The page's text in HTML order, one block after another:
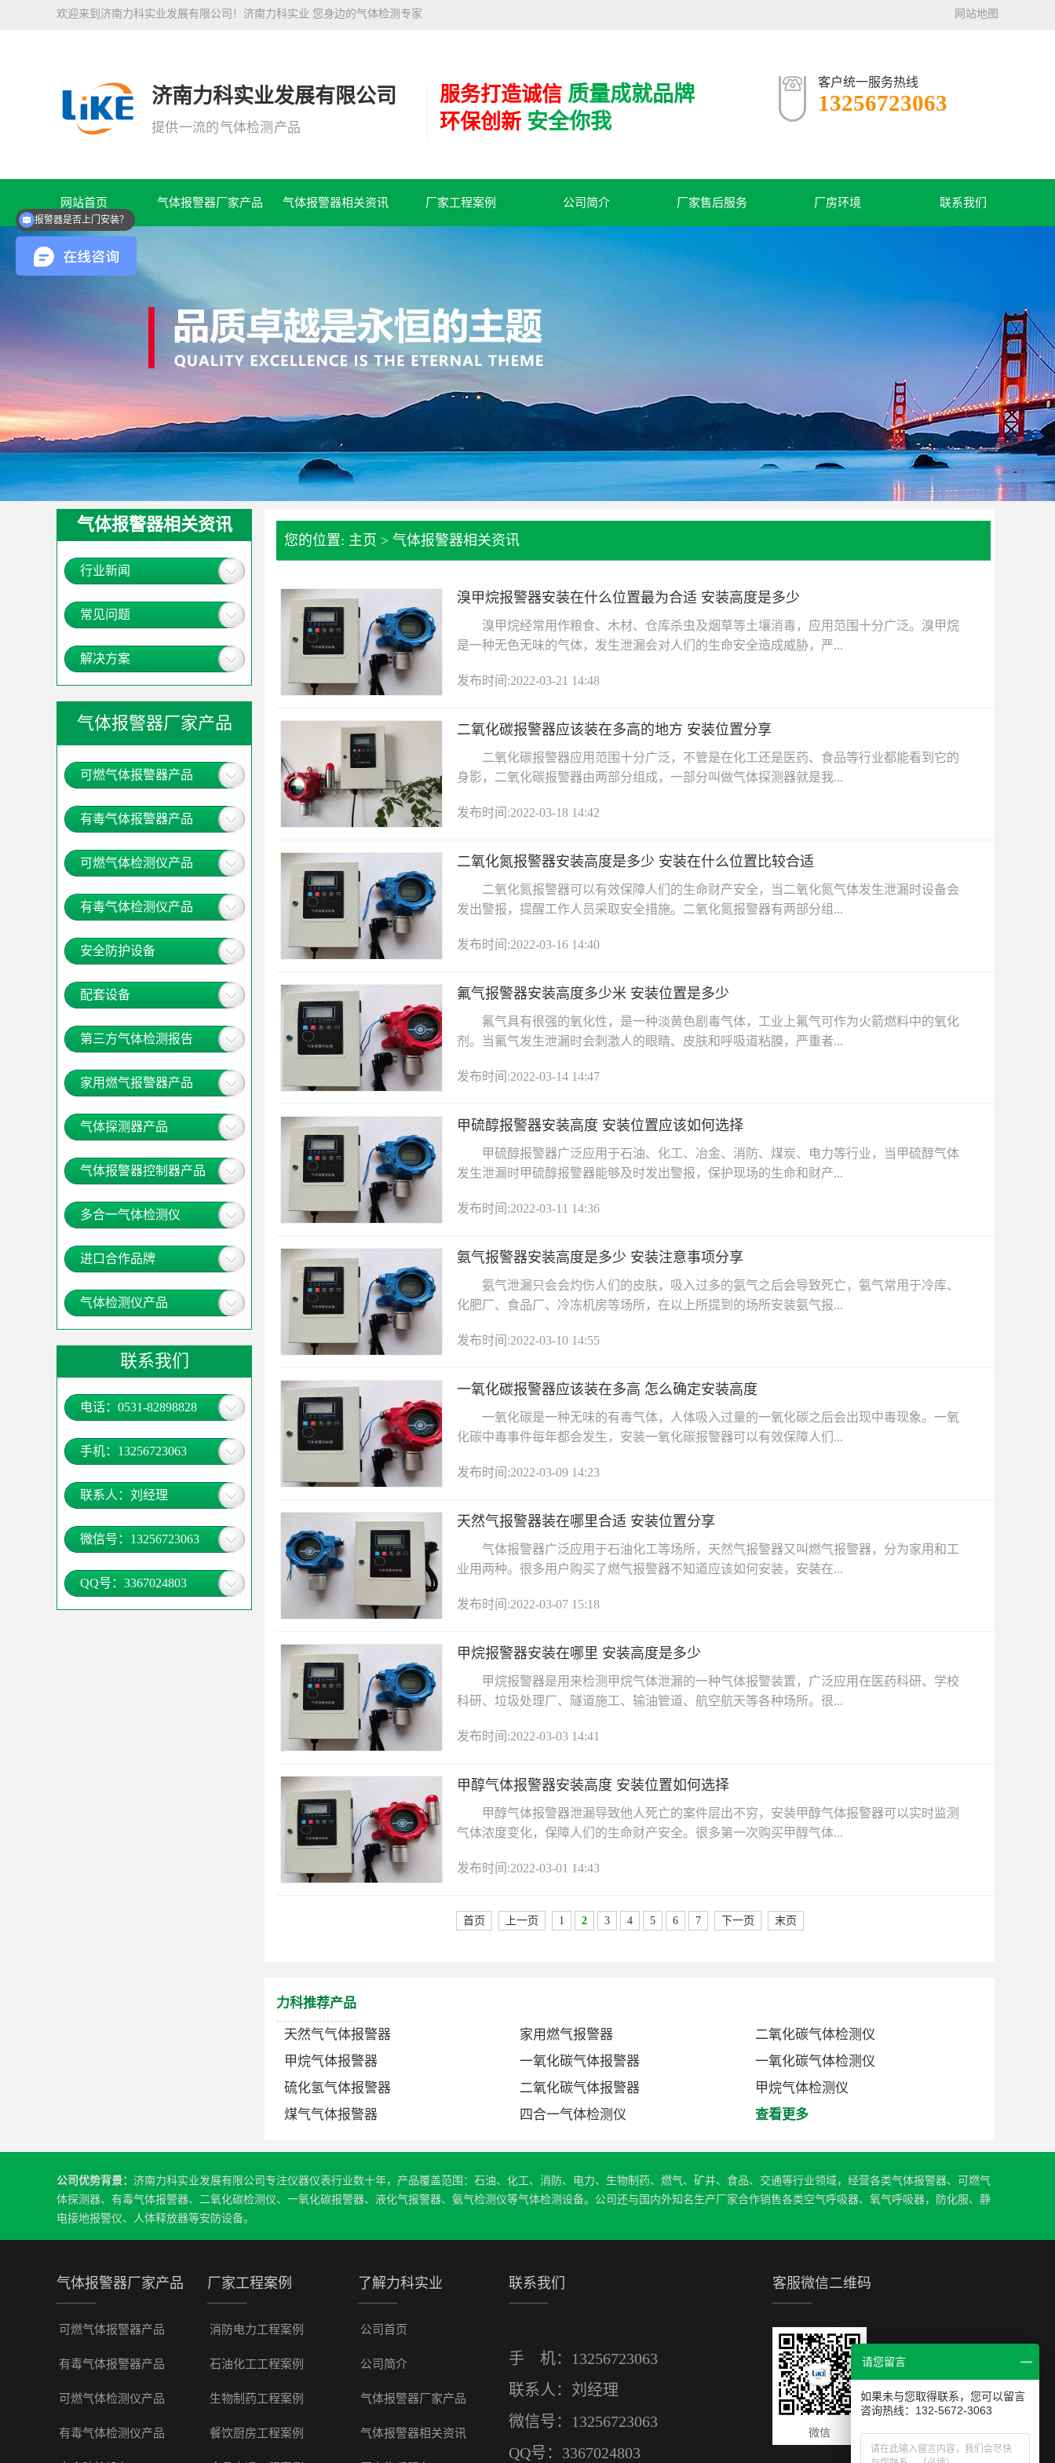
欢迎来到济南力科实业发展有限公司！济南力科实业 您身边的气体检测专家 网站地图
济南力科实业发展有限公司
提供一流的气体检测产品
服务打造诚信 质量成就品牌
环保创新 安全你我
客户统一服务热线
13256723063
网站首页 气体报警器厂家产品 气体报警器相关资讯 厂家工程案例 公司简介 厂家售后服务 厂房环境 联系我们
气体报警器相关资讯
行业新闻
常见问题
解决方案
气体报警器厂家产品
可燃气体报警器产品
有毒气体报警器产品
可燃气体检测仪产品
有毒气体检测仪产品
安全防护设备
配套设备
第三方气体检测报告
家用燃气报警器产品
气体探测器产品
气体报警器控制器产品
多合一气体检测仪
进口合作品牌
气体检测仪产品
联系我们
电话：0531-82898828
手机：13256723063
联系人：刘经理
微信号：13256723063
QQ号：3367024803
您的位置: 主页 > 气体报警器相关资讯
溴甲烷报警器安装在什么位置最为合适 安装高度是多少
溴甲烷经常用作粮食、木材、仓库杀虫及烟草等土壤消毒，应用范围十分广泛。溴甲烷
是一种无色无味的气体，发生泄漏会对人们的生命安全造成威胁，严...
发布时间:2022-03-21 14:48
二氧化碳报警器应该装在多高的地方 安装位置分享
二氧化碳报警器应用范围十分广泛，不管是在化工还是医药、食品等行业都能看到它的
身影，二氧化碳报警器由两部分组成，一部分叫做气体探测器就是我...
发布时间:2022-03-18 14:42
二氧化氮报警器安装高度是多少 安装在什么位置比较合适
二氧化氮报警器可以有效保障人们的生命财产安全，当二氧化氮气体发生泄漏时设备会
发出警报，提醒工作人员采取安全措施。二氧化氮报警器有两部分组...
发布时间:2022-03-16 14:40
氟气报警器安装高度多少米 安装位置是多少
氟气具有很强的氧化性，是一种淡黄色剧毒气体，工业上氟气可作为火箭燃料中的氧化
剂。当氟气发生泄漏时会刺激人的眼睛、皮肤和呼吸道粘膜，严重者...
发布时间:2022-03-14 14:47
甲硫醇报警器安装高度 安装位置应该如何选择
甲硫醇报警器广泛应用于石油、化工、冶金、消防、煤炭、电力等行业，当甲硫醇气体
发生泄漏时甲硫醇报警器能够及时发出警报，保护现场的生命和财产...
发布时间:2022-03-11 14:36
氨气报警器安装高度是多少 安装注意事项分享
氨气泄漏只会会灼伤人们的皮肤，吸入过多的氨气之后会导致死亡，氨气常用于冷库、
化肥厂、食品厂、冷冻机房等场所，在以上所提到的场所安装氨气报...
发布时间:2022-03-10 14:55
一氧化碳报警器应该装在多高 怎么确定安装高度
一氧化碳是一种无味的有毒气体，人体吸入过量的一氧化碳之后会出现中毒现象。一氧
化碳中毒事件每年都会发生，安装一氧化碳报警器可以有效保障人们...
发布时间:2022-03-09 14:23
天然气报警器装在哪里合适 安装位置分享
气体报警器广泛应用于石油化工等场所，天然气报警器又叫燃气报警器，分为家用和工
业用两种。很多用户购买了燃气报警器不知道应该如何安装，安装在...
发布时间:2022-03-07 15:18
甲烷报警器安装在哪里 安装高度是多少
甲烷报警器是用来检测甲烷气体泄漏的一种气体报警装置，广泛应用在医药科研、学校
科研、垃圾处理厂、隧道施工、输油管道、航空航天等各种场所。很...
发布时间:2022-03-03 14:41
甲醇气体报警器安装高度 安装位置如何选择
甲醇气体报警器泄漏导致他人死亡的案件层出不穷，安装甲醇气体报警器可以实时监测
气体浓度变化，保障人们的生命财产安全。很多第一次购买甲醇气体...
发布时间:2022-03-01 14:43
首页 上一页 1 2 3 4 5 6 7 下一页 末页
力科推荐产品
天然气气体报警器 家用燃气报警器
二氧化碳气体检测仪
甲烷气体报警器
一氧化碳气体报警器
一氧化碳气体检测仪
硫化氢气体报警器
二氧化碳气体报警器
甲烷气体检测仪
煤气气体报警器
四合一气体检测仪 查看更多
公司优势背景： 济南力科实业发展有限公司专注仪器仪表行业数十年，产品覆盖范围：石油、化工、消防、电力、生物制药、燃气、矿井、食品、交通等行业领域，经营各类气体报警器、可燃气
体探测器、有毒气体报警器、二氧化碳检测仪、一氧化碳报警器、液化气报警器、氨气检测仪等气体检测设备。公司还与国内外知名生产厂家合作销售各类空气呼吸器、氧气呼吸器，防化服、静
电接地报警仪、人体释放器等安防设备。
气体报警器厂家产品
可燃气体报警器产品
有毒气体报警器产品
可燃气体检测仪产品
有毒气体检测仪产品
厂家工程案例
消防电力工程案例
石油化工工程案例
生物制药工程案例
餐饮厨房工程案例
了解力科实业
公司首页
公司简介
气体报警器厂家产品
气体报警器相关资讯
联系我们
手 机：13256723063
联系人：刘经理
微信号：13256723063
QQ号：3367024803
客服微信二维码
微信
报警器是否上门安装？
请您留言
如果未与您取得联系，您可以留言
咨询热线：132-5672-3063